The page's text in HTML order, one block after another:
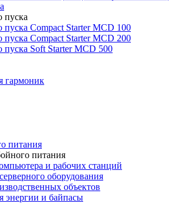
пуска
пуска Compact Starter MCD 100
пуска Compact Starter MCD 200
пуска Soft Starter MCD 500
гармоник
питания
питания
и рабочих станций
оборудования
объектов
энергии и байпасы